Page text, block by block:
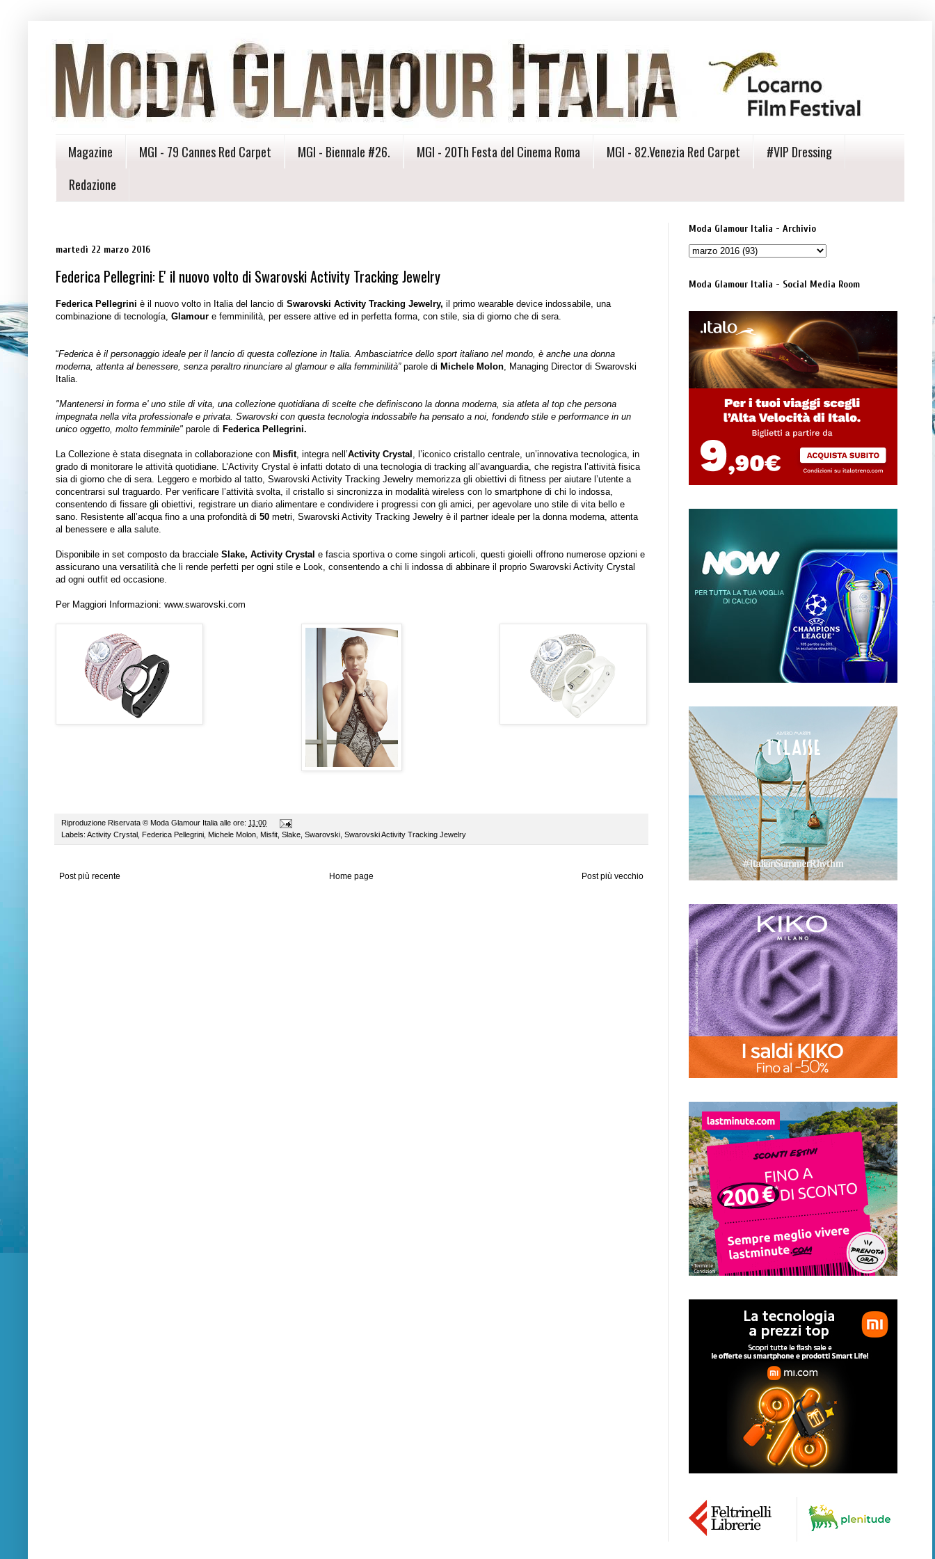
Magazine MGI - 79 Cannes Red Carpet MGI - Biennale #26. MGI - 20Th Festa del Cinema Roma MGI - 82.Venezia Red Carpet
#VIP Dressing
Redazione
martedì 22 marzo 2016
Federica Pellegrini: E' il nuovo volto di Swarovski Activity Tracking Jewelry
Federica Pellegrini è il nuovo volto in Italia del lancio di Swarovski Activity Tracking Jewelry, il primo wearable device indossabile, una
combinazione di tecnología, Glamour e femminilità, per essere attive ed in perfetta forma, con stile, sia di giorno che di sera.
“Federica è il personaggio ideale per il lancio di questa collezione in Italia. Ambasciatrice dello sport italiano nel mondo, è anche una donna
moderna, attenta al benessere, senza peraltro rinunciare al glamour e alla femminilità” parole di Michele Molon, Managing Director di Swarovski
Italia.
"Mantenersi in forma e' uno stile di vita, una collezione quotidiana di scelte che definiscono la donna moderna, sia atleta al top che persona
impegnata nella vita professionale e privata. Swarovski con questa tecnologia indossabile ha pensato a noi, fondendo stile e performance in un
unico oggetto, molto femminile" parole di Federica Pellegrini.
La Collezione è stata disegnata in collaborazione con Misfit, integra nell’Activity Crystal , l’iconico cristallo centrale, un’innovativa tecnologica, in
grado di monitorare le attività quotidiane. L’Activity Crystal è infatti dotato di una tecnologia di tracking all’avanguardia, che registra l’attività fisica
sia di giorno che di sera. Leggero e morbido al tatto, Swarovski Activity Tracking Jewelry memorizza gli obiettivi di fitness per aiutare l’utente a
concentrarsi sul traguardo. Per verificare l’attività svolta, il cristallo si sincronizza in modalità wireless con lo smartphone di chi lo indossa,
consentendo di fissare gli obiettivi, registrare un diario alimentare e condividere i progressi con gli amici, per agevolare uno stile di vita bello e
sano. Resistente all’acqua fino a una profondità di 50 metri, Swarovski Activity Tracking Jewelry è il partner ideale per la donna moderna, attenta
al benessere e alla salute.
Disponibile in set composto da bracciale Slake, Activity Crystal e fascia sportiva o come singoli articoli, questi gioielli offrono numerose opzioni e
assicurano una versatilità che li rende perfetti per ogni stile e Look, consentendo a chi li indossa di abbinare il proprio Swarovski Activity Crystal
ad ogni outfit ed occasione.
Per Maggiori Informazioni: www.swarovski.com
Riproduzione Riservata © Moda Glamour Italia alle ore: 11:00
Labels: Activity Crystal Federica Pellegrini Michele Molon Misfit Slake Swarovski Swarovski Activity Tracking Jewelry
Post più recente Post più vecchio
Home page
Moda Glamour Italia - Archivio
Moda Glamour Italia - Social Media Room